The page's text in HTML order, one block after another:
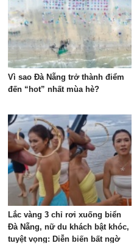
Vì sao Đà Nẵng trở thành điểm
đến “hot” nhất mùa hè?
Lắc vàng 3 chỉ rơi xuống biển
Đà Nẵng, nữ du khách bật khóc,
tuyệt vọng: Diễn biến bất ngờ